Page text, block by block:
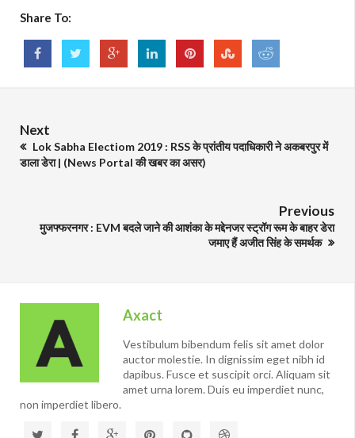
Share To:
Next
Lok Sabha Electiom 2019 : RSS के प्रांतीय पदाधिकारी ने अकबरपुर में
डाला डेरा | (News Portal की खबर का असर)
Previous
मुजफ्फरनगर : EVM बदले जाने की आशंका के मद्देनजर स्ट्रॉग रूम के बाहर डेरा
जमाए हैं अजीत सिंह के समर्थक
Axact
Vestibulum bibendum felis sit amet dolor
auctor molestie. In dignissim eget nibh id
dapibus. Fusce et suscipit orci. Aliquam sit
amet urna lorem. Duis eu imperdiet nunc,
non imperdiet libero.